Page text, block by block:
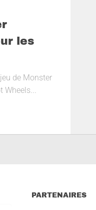
les
de Monster
Wheels...
PARTENAIRES